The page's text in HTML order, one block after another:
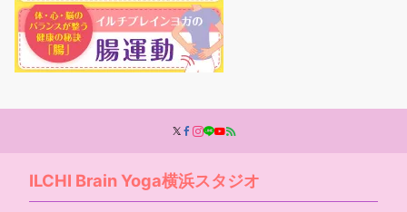
ILCHI Brain Yoga横浜スタジオ